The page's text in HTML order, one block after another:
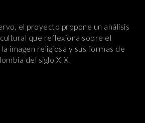
el proyecto propone un análisis
que reflexiona sobre el
imagen religiosa y sus formas de
del siglo XIX.